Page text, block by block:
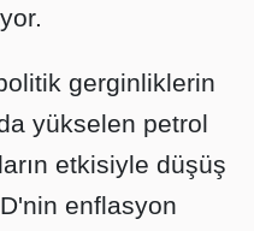
gerginliklerin
yükselen petrol
etkisiyle düşüş
enflasyon